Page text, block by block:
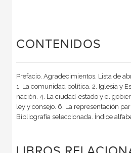
CONTENIDOS
Prefacio. Agradecimientos. Lista de
1. La comunidad política. 2. Iglesia y
nación. 4. La ciudad-estado y el
ley y consejo. 6. La representación
Bibliografía seleccionada. Índice